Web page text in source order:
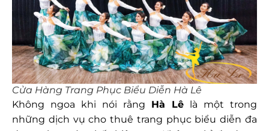
Cửa Hàng Trang Phục Biểu Diễn Hà Lê
Không ngoa khi nói rằng Hà Lê là một trong
những dịch vụ cho thuê trang phục biểu diễn đa